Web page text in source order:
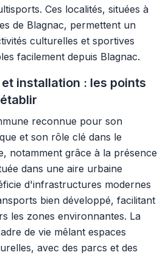
Ces localités, situées à
de Blagnac, permettent un
culturelles et sportives
facilement depuis Blagnac.
installation : les points
reconnue pour son
et son rôle clé dans le
notamment grâce à la présence
dans une aire urbaine
d'infrastructures modernes
bien développé, facilitant
les zones environnantes. La
de vie mêlant espaces
avec des parcs et des